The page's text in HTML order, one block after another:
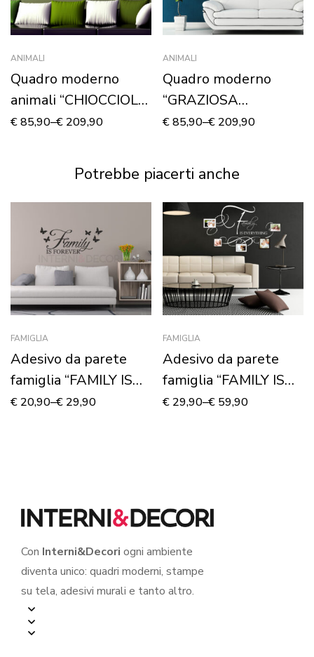
ANIMALI
Quadro moderno
animali “CHIOCCIOLE
TRA FOGLIE” –
€85,90–€ 209,90
ANIMALI
Quadro moderno
“GRAZIOSA
FARFALLA SU FIORE”
€85,90–€ 209,90
Potrebbe piacerti anche
FAMIGLIA
Adesivo da parete
famiglia “FAMILY IS
FOREVER”
€ 20,90–€ 29,90
FAMIGLIA
Adesivo da parete
famiglia “FAMILY IS
EVERYTHING”
€ 29,90–€ 59,90
Con Interni&Decori ogni ambiente
diventa unico: quadri moderni, stampe
su tela, adesivi murali e tanto altro.